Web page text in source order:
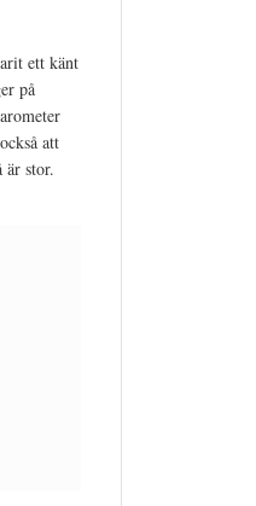
ett känt
på
att
är stor.